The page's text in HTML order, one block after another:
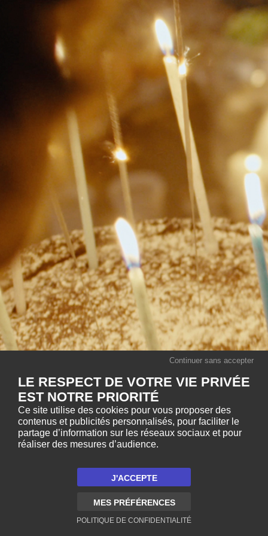
LE RESPECT DE VOTRE VIE PRIVÉE
EST NOTRE PRIORITÉ
Ce site utilise des cookies pour vous proposer des
contenus et publicités personnalisés, pour faciliter le
partage d’information sur les réseaux sociaux et pour
réaliser des mesures d’audience.
J'ACCEPTE
Continuer sans accepter
MES PRÉFÉRENCES
POLITIQUE DE CONFIDENTIALITÉ